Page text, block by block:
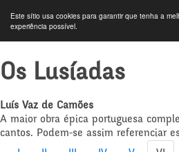
Este sítio usa cookies para garantir que tenha a
experiência possível.
Os Lusíadas
Luís Vaz de Camões
A maior obra épica portuguesa
cantos. Podem-se assim referenciar